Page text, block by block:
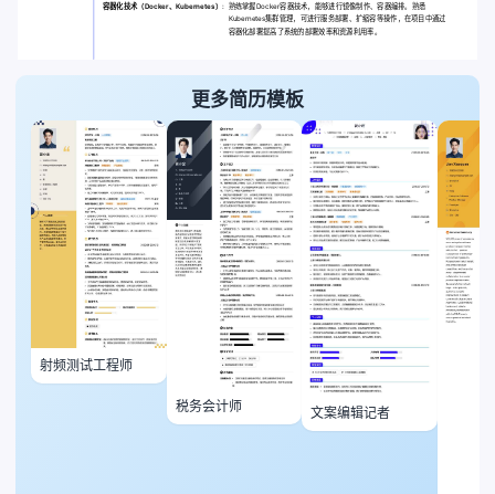
容器化技术（Docker、Kubernetes）: 熟练掌握Docker容器技术，能够进行镜像制作、容器编排。熟悉
Kubernetes集群管理，可进行服务部署、扩缩容等操作，在项目中通过
容器化部署提高了系统的部署效率和资源利用率。
更多简历模板
射频测试工程师
税务会计师 文案编辑记者